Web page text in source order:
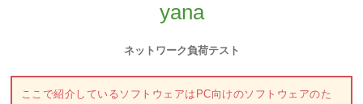
yana
ネットワーク負荷テスト
ここで紹介しているソフトウェアはPC向けのソフトウェアのた